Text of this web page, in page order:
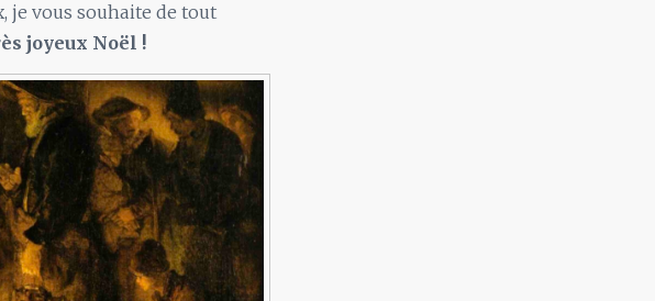
je vous souhaite de tout
joyeux Noël !